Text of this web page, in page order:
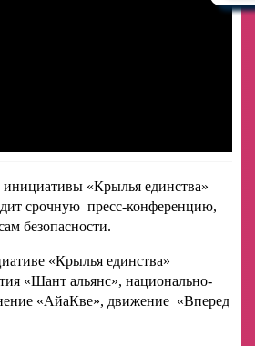
«Крылья единства»
срочную пресс-конференцию,
безопасности.
«Крылья единства»
«Шант альянс», национально-
«АйаКве», движение «Вперед